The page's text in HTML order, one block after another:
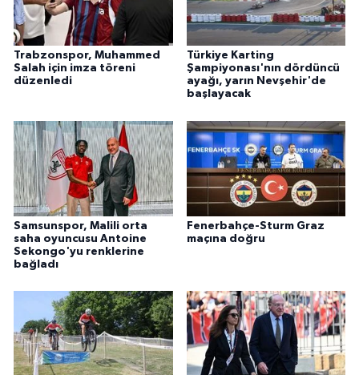
Trabzonspor, Muhammed
Salah için imza töreni
düzenledi
Türkiye Karting
Şampiyonası'nın dördüncü
ayağı, yarın Nevşehir'de
başlayacak
Samsunspor, Malili orta
saha oyuncusu Antoine
Sekongo'yu renklerine
bağladı
Fenerbahçe-Sturm Graz
maçına doğru